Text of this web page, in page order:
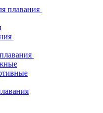
плавания